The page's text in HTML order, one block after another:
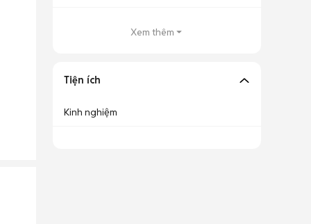
Xem thêm
Tiện ích
Kinh nghiệm